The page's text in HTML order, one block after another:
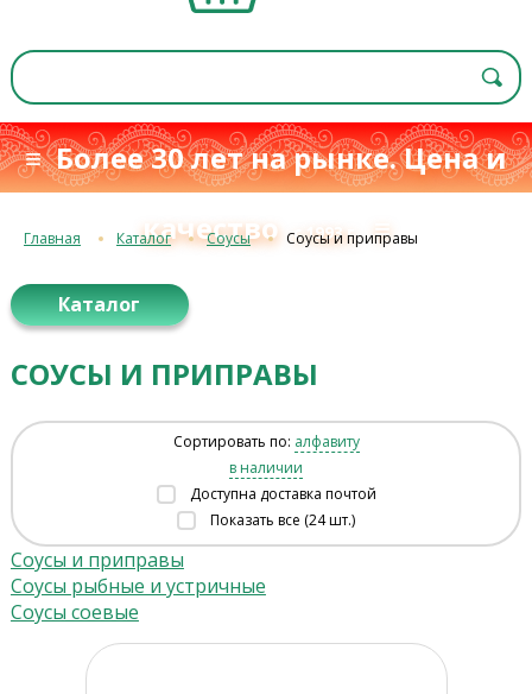
≡ Более 30 лет на рынке. Цена и
качествос 1993 г.≡
Главная Каталог Соусы Соусы и приправы
Каталог
СОУСЫ И ПРИПРАВЫ
Сортировать по: алфавиту
в наличии
Доступна доставка почтой
Показать все (24 шт.)
Соусы и приправы
Соусы рыбные и устричные
Соусы соевые